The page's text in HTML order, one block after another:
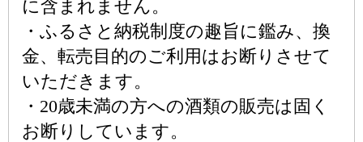
に含まれません。
・ふるさと納税制度の趣旨に鑑み、換
金、転売目的のご利用はお断りさせて
いただきます。
・20歳未満の方への酒類の販売は固く
お断りしています。